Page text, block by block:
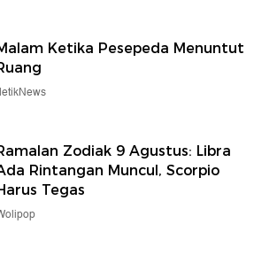
Ketika Pesepeda Menuntut
Zodiak 9 Agustus: Libra
Rintangan Muncul, Scorpio
Tegas